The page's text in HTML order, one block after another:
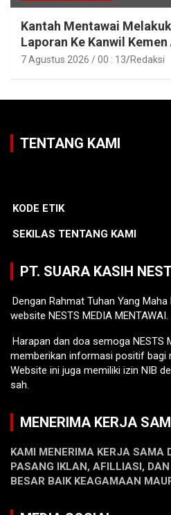
Kantah Mentawai
Laporan Ke Kanwil
7 Agustus 2026 / 00 : 13 Redaksi
TENTANG KAMI
KODE ETIK
SEKILAS TENTANG KAMI
PT. SUARA KASIH
Dengan Rahmat Tuhan Yang
website NESTS MEDIA MENTAWAI.
Harapan dan doa semoga NESTS
memberikan informasi positif bagi
Website ini juga memiliki izin NIB
sah.
MENERIMA KERJA
KAMI MENERIMA KERJA SAMA
PASANG IKLAN, AFILLIASI,
BESAR BAIK KEAGAMAAN